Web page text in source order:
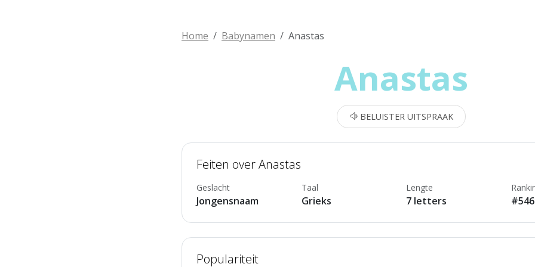
Home Babynamen Anastas
Anastas
BELUISTER UITSPRAAK
Feiten over Anastas
Geslacht
Jongensnaam
Taal
Grieks
Lengte
7 letters
Populariteit